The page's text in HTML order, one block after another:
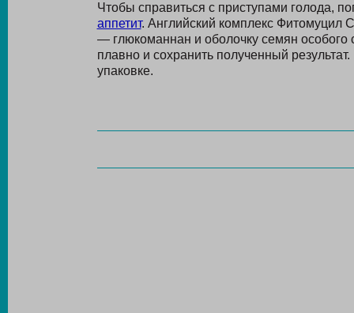
Чтобы справиться с приступами голода,
аппетит. Английский комплекс Фитомуцил
— глюкоманнан и оболочку семян особого
плавно и сохранить полученный
упаковке.